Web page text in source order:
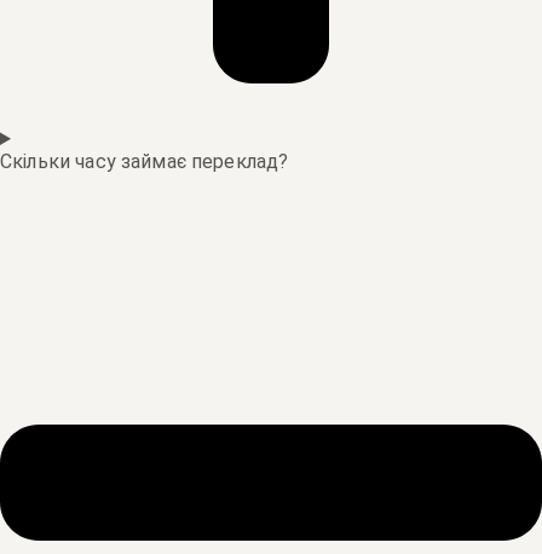
Скільки часу займає переклад?